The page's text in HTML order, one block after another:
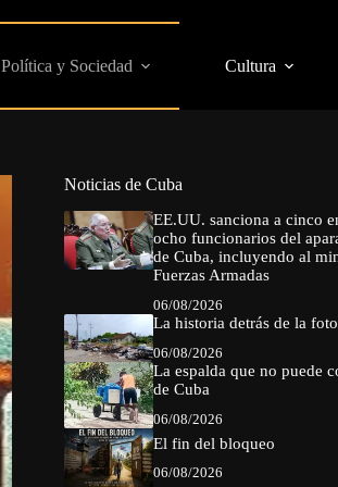
Política y Sociedad Cultura
Noticias de Cuba
EE.UU. sanciona a cinco
ocho funcionarios del
de Cuba, incluyendo al
Fuerzas Armadas
06/08/2026
La historia detrás de la
06/08/2026
La espalda que no puede
de Cuba
06/08/2026
El fin del bloqueo
06/08/2026